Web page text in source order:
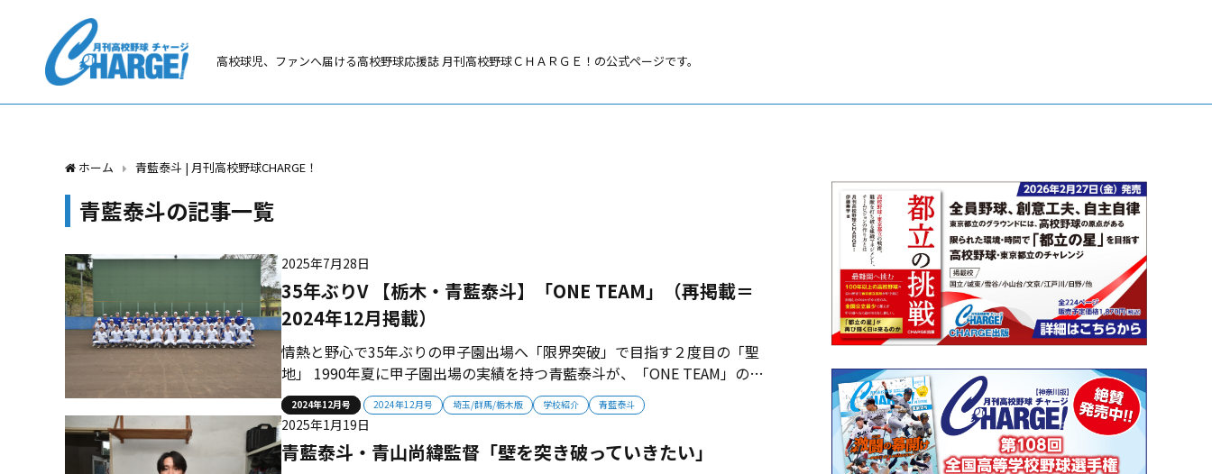
高校球児、ファンへ届ける高校野球応援誌 月刊高校野球ＣＨＡＲＧＥ！の公式ページです。
ホーム 青藍泰斗 | 月刊高校野球CHARGE！
青藍泰斗の記事一覧
2024年12月号 2024年12月号 埼玉/群馬/栃木版 学校紹介 青藍泰斗
35年ぶりV 【栃木・青藍泰斗】「ONE TEAM」（再掲載＝
2024年12月掲載）
2025年7月28日
情熱と野心で35年ぶりの甲子園出場へ「限界突破」で目指す２度目の「聖
地」 1990年夏に甲子園出場の実績を持つ青藍泰斗が、「ONE TEAM」のス
ローガンを掲げて復活を期す。情熱と野心みなぎるチームは、35年ぶりの甲
子園出場を目指す。 ■切磋琢磨で“あと一歩”のその先へ 青藍泰斗は1990年
夏に栃木大会を制して初の甲子...
青藍泰斗・青山尚緯監督「壁を突き破っていきたい」
2025年1月19日